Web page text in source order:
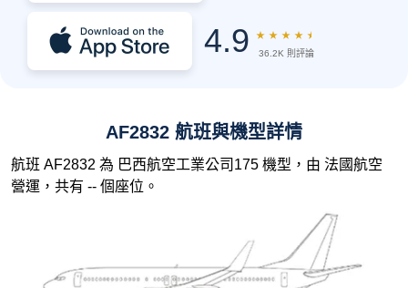
4.9 ★ ★ ★ ★ ★
36.2K 則評論
AF2832 航班與機型詳情
航班 AF2832 為 巴西航空工業公司175 機型，由 法國航空
營運，共有 -- 個座位。